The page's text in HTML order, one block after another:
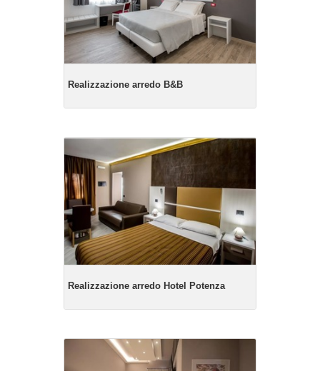
Realizzazione arredo B&B
Realizzazione arredo Hotel Potenza